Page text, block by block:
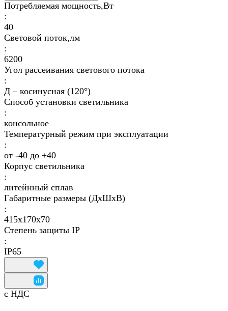
Потребляемая мощность,Вт
:
40
Световой поток,лм
:
6200
Угол рассеивания светового потока
:
Д – косинусная (120°)
Способ установки светильника
:
консольное
Температурный режим при эксплуатации
:
от -40 до +40
Корпус светильника
:
литейнный сплав
Габаритные размеры (ДхШхВ)
:
415х170х70
Степень защиты IP
:
IP65
с НДС